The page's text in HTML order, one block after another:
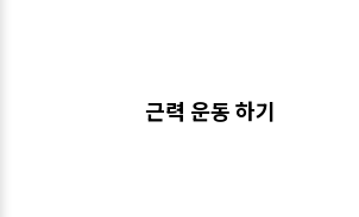
근력 운동 하기